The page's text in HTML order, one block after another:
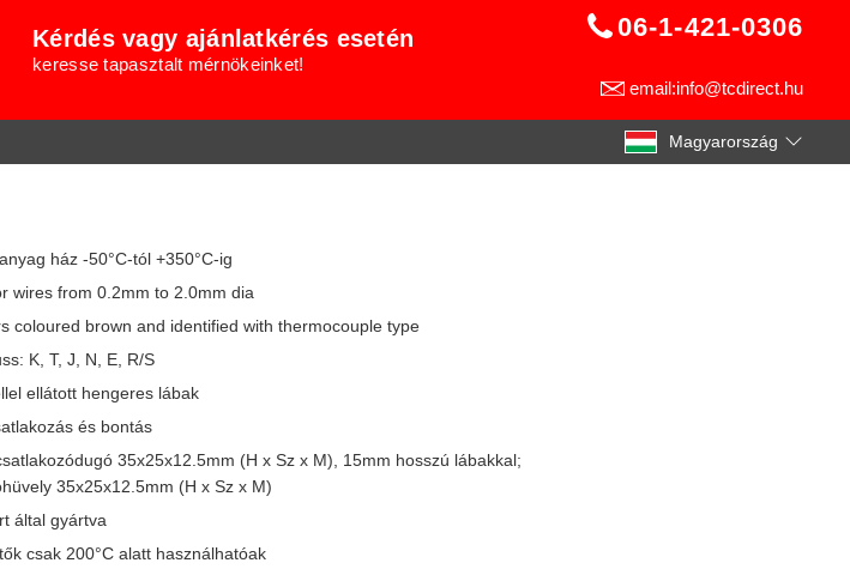
Magyarország
06-1-421-0306
email:info@tcdirect.hu
Kérdés vagy ajánlatkérés esetén
keresse tapasztalt mérnökeinket!
ház -50°C-tól +350°C-ig
wires from 0.2mm to 2.0mm dia
coloured brown and identified with thermocouple type
K, T, J, N, E, R/S
ellátott hengeres lábak
és bontás
35x25x12.5mm (H x Sz x M), 15mm hosszú lábakkal;
35x25x12.5mm (H x Sz x M)
által gyártva
csak 200°C alatt használhatóak